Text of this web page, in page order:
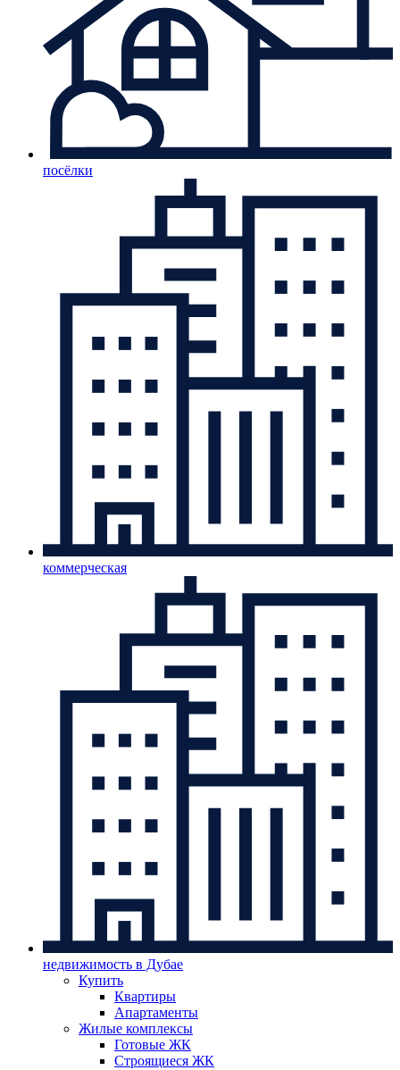
посёлки
коммерческая
недвижимость в Дубае
Купить
Квартиры
Апартаменты
Жилые комплексы
Готовые ЖК
Строящиеся ЖК